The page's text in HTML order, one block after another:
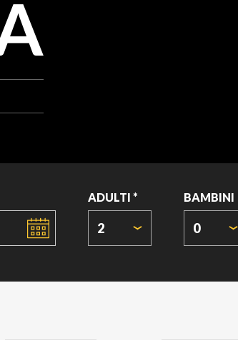
ADULTI *
2
BAMBINI
0